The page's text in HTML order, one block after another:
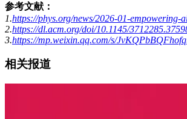
参考文献：
1.https://phys.org/news/2026-01-empowering-
2.https://dl.acm.org/doi/10.1145/
3.https://mp.weixin.qq.com/s/
相关报道